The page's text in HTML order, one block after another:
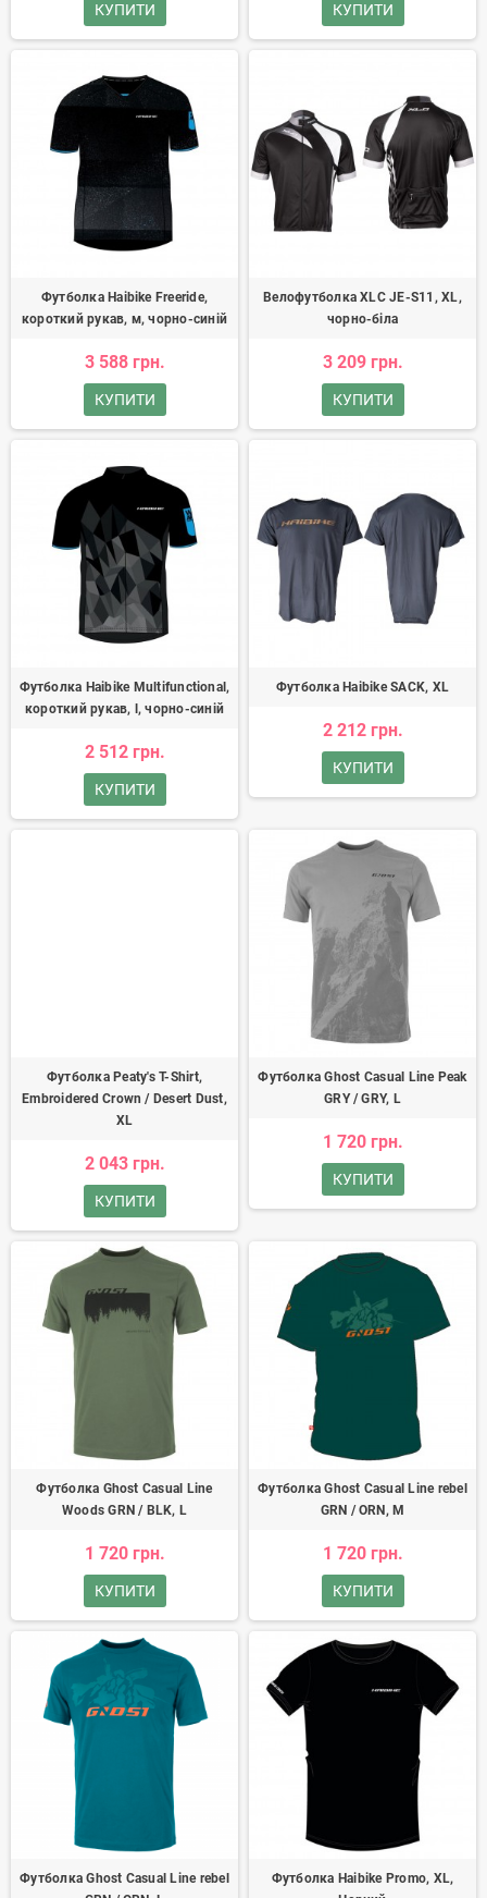
КУПИТИ КУПИТИ
Футболка Haibike Freeride,
короткий рукав, м, чорно-синій
3 588 грн.
КУПИТИ
Велофутболка XLC JE-S11, XL,
чорно-біла
3 209 грн.
КУПИТИ
Футболка Haibike Multifunctional,
короткий рукав, l, чорно-синій
2 512 грн.
КУПИТИ
Футболка Haibike SACK, XL
2 212 грн.
КУПИТИ
Футболка Peaty's T-Shirt,
Embroidered Crown / Desert Dust,
XL
2 043 грн.
КУПИТИ
Футболка Ghost Casual Line Peak
GRY / GRY, L
1 720 грн.
КУПИТИ
Футболка Ghost Casual Line
Woods GRN / BLK, L
1 720 грн.
КУПИТИ
Футболка Ghost Casual Line rebel
GRN / ORN, M
1 720 грн.
КУПИТИ
Футболка Ghost Casual Line rebel
Футболка Haibike Promo, XL,